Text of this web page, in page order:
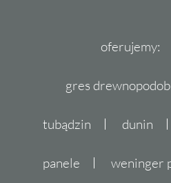
oferujemy:
gres
tubądzin dunin
panele weninger